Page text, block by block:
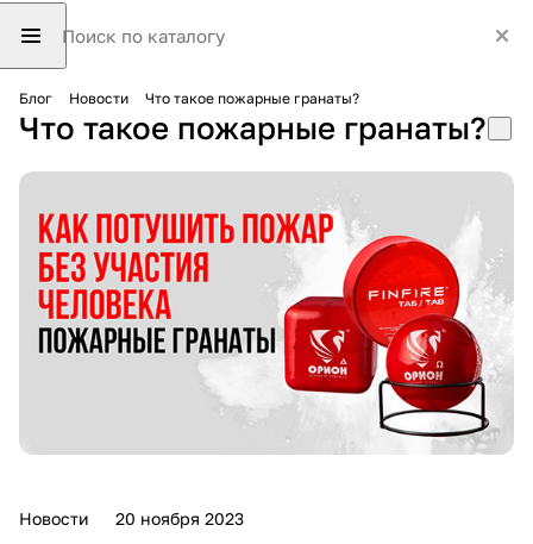
Блог Новости Что такое пожарные гранаты?
Что такое пожарные гранаты?
Новости 20 ноября 2023